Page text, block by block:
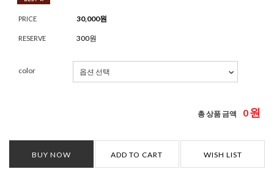
PRICE 30,000원
RESERVE 300원
color
총 상품 금액 0원
BUY NOW ADD TO CART WISH LIST